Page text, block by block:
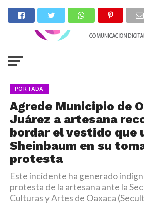
PORTADA
Agrede Municipio de
Juárez a artesana
bordar el vestido que
Sheinbaum en su
protesta
Este incidente ha generado
protesta de la artesana ante la
Culturas y Artes de Oaxaca